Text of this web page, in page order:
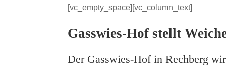
[vc_empty_space][vc_column_text]
Gasswies-Hof stellt
Der Gasswies-Hof in Rechberg